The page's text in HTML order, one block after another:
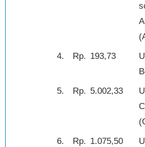
4. Rp. 193,73
5. Rp. 5.002,33
6. Rp. 1.075,50